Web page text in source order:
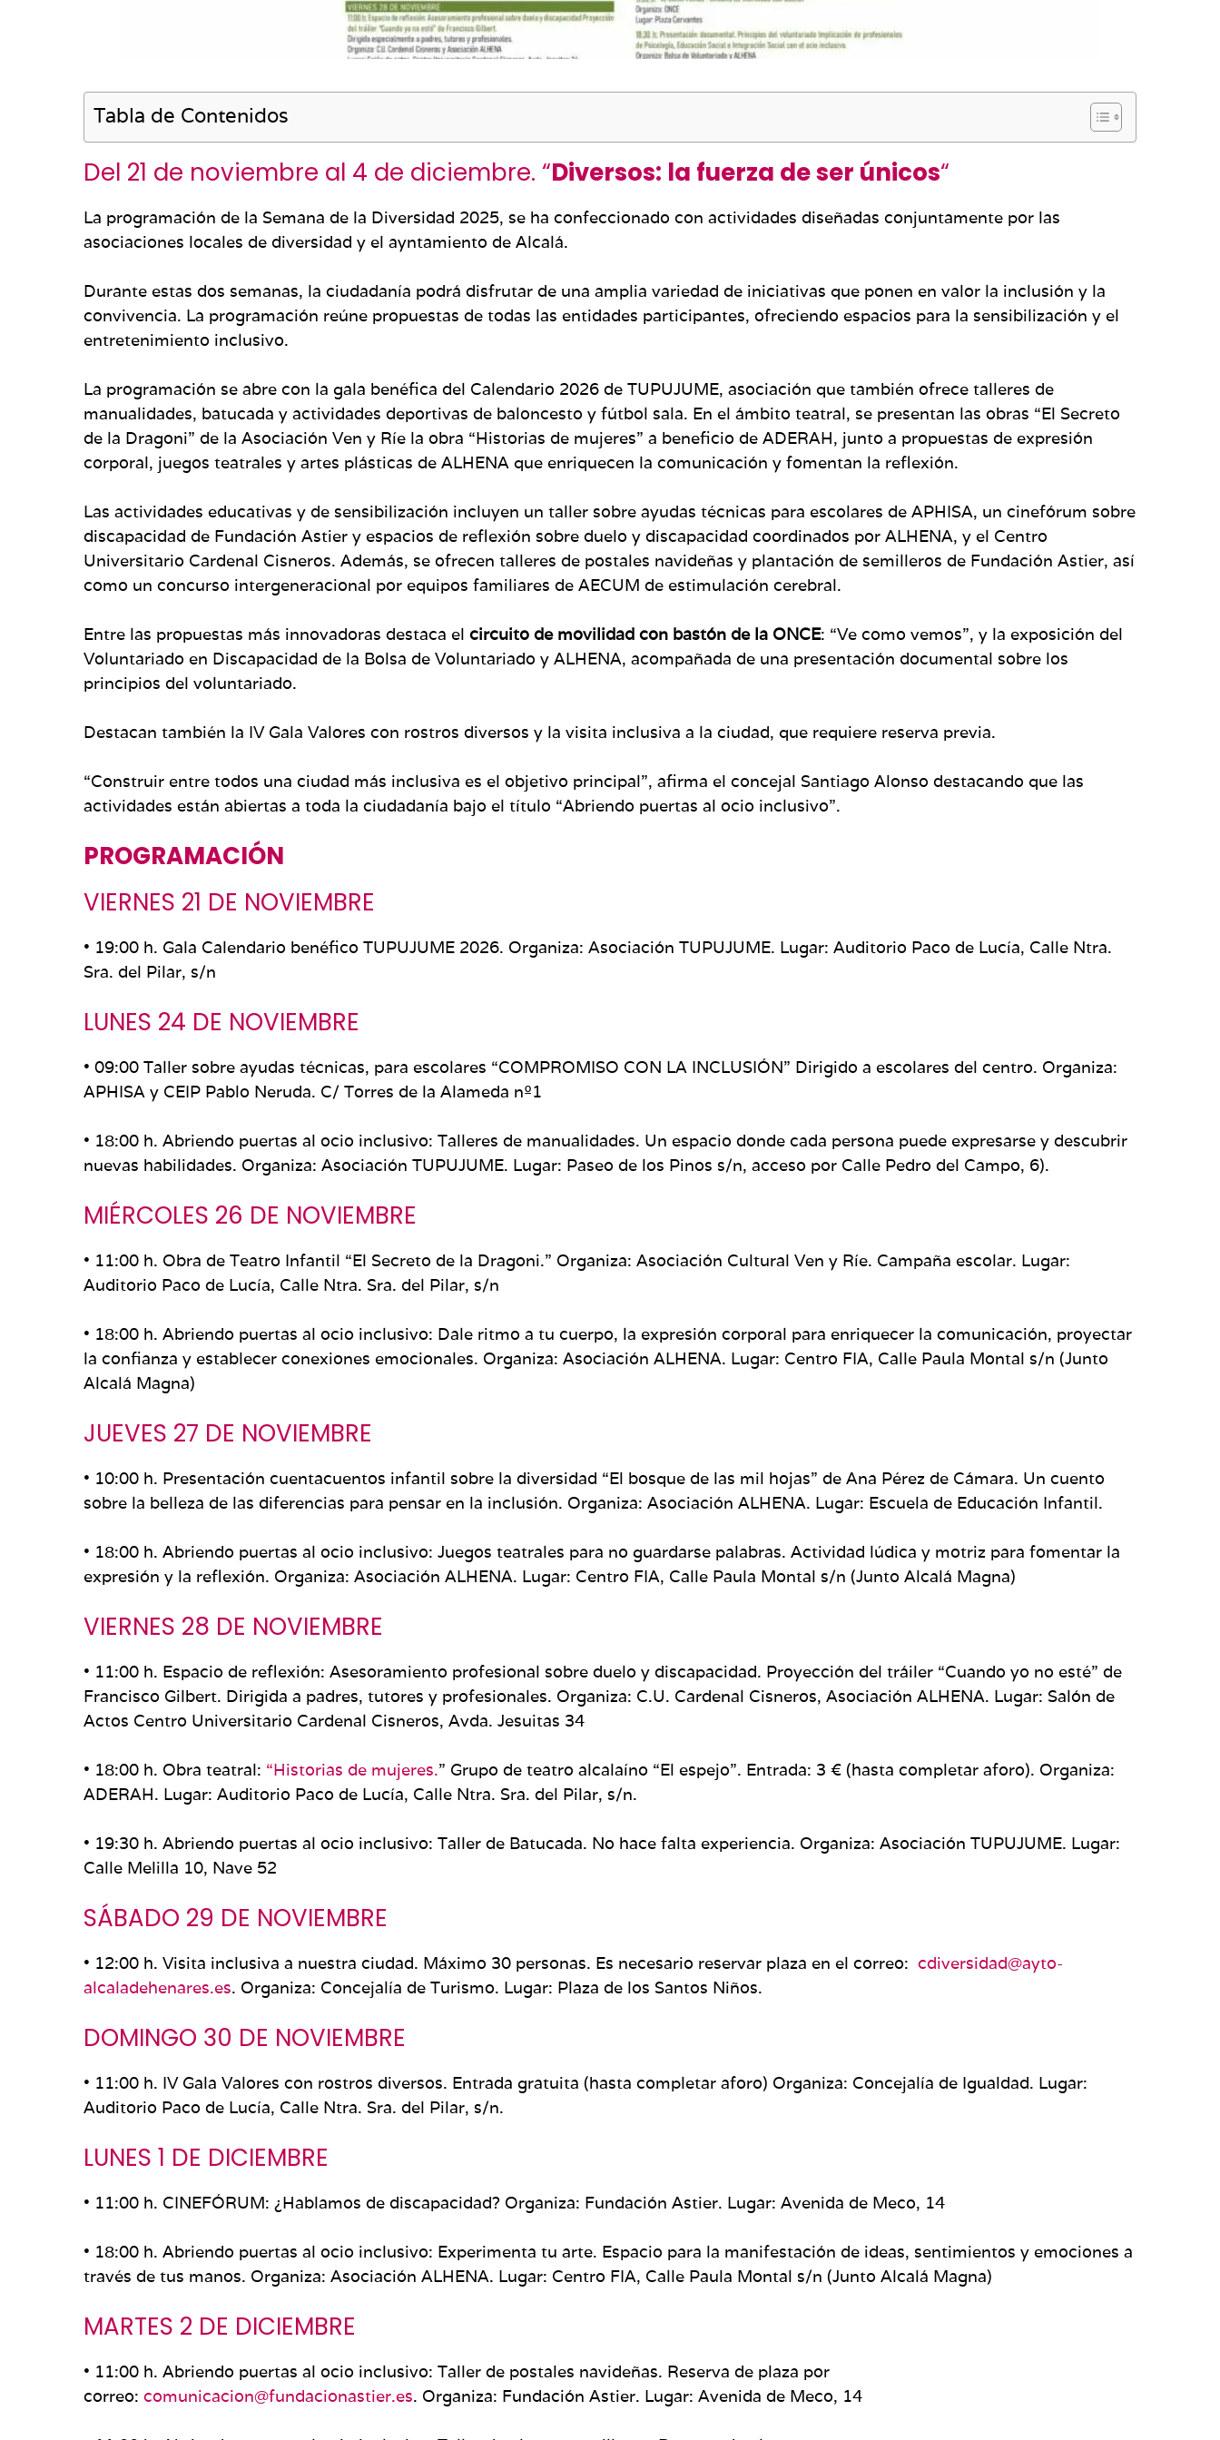
Tabla de Contenidos
Del 21 de noviembre al 4 de diciembre. “Diversos: la fuerza de ser únicos“
La programación de la Semana de la Diversidad 2025, se ha confeccionado con actividades diseñadas conjuntamente por las
asociaciones locales de diversidad y el ayntamiento de Alcalá.
Durante estas dos semanas, la ciudadanía podrá disfrutar de una amplia variedad de iniciativas que ponen en valor la inclusión y la
convivencia. La programación reúne propuestas de todas las entidades participantes, ofreciendo espacios para la sensibilización y el
entretenimiento inclusivo.
La programación se abre con la gala benéfica del Calendario 2026 de TUPUJUME, asociación que también ofrece talleres de
manualidades, batucada y actividades deportivas de baloncesto y fútbol sala. En el ámbito teatral, se presentan las obras “El Secreto
de la Dragoni” de la Asociación Ven y Ríe la obra “Historias de mujeres” a beneficio de ADERAH, junto a propuestas de expresión
corporal, juegos teatrales y artes plásticas de ALHENA que enriquecen la comunicación y fomentan la reflexión.
Las actividades educativas y de sensibilización incluyen un taller sobre ayudas técnicas para escolares de APHISA, un cinefórum sobre
discapacidad de Fundación Astier y espacios de reflexión sobre duelo y discapacidad coordinados por ALHENA, y el Centro
Universitario Cardenal Cisneros. Además, se ofrecen talleres de postales navideñas y plantación de semilleros de Fundación Astier, así
como un concurso intergeneracional por equipos familiares de AECUM de estimulación cerebral.
Entre las propuestas más innovadoras destaca el circuito de movilidad con bastón de la ONCE: “Ve como vemos”, y la exposición del
Voluntariado en Discapacidad de la Bolsa de Voluntariado y ALHENA, acompañada de una presentación documental sobre los
principios del voluntariado.
Destacan también la IV Gala Valores con rostros diversos y la visita inclusiva a la ciudad, que requiere reserva previa.
“Construir entre todos una ciudad más inclusiva es el objetivo principal”, afirma el concejal Santiago Alonso destacando que las
actividades están abiertas a toda la ciudadanía bajo el título “Abriendo puertas al ocio inclusivo”.
PROGRAMACIÓN
VIERNES 21 DE NOVIEMBRE
• 19:00 h. Gala Calendario benéfico TUPUJUME 2026. Organiza: Asociación TUPUJUME. Lugar: Auditorio Paco de Lucía, Calle Ntra.
Sra. del Pilar, s/n
LUNES 24 DE NOVIEMBRE
• 09:00 Taller sobre ayudas técnicas, para escolares “COMPROMISO CON LA INCLUSIÓN” Dirigido a escolares del centro. Organiza:
APHISA y CEIP Pablo Neruda. C/ Torres de la Alameda nº1
• 18:00 h. Abriendo puertas al ocio inclusivo: Talleres de manualidades. Un espacio donde cada persona puede expresarse y descubrir
nuevas habilidades. Organiza: Asociación TUPUJUME. Lugar: Paseo de los Pinos s/n, acceso por Calle Pedro del Campo, 6).
MIÉRCOLES 26 DE NOVIEMBRE
• 11:00 h. Obra de Teatro Infantil “El Secreto de la Dragoni.” Organiza: Asociación Cultural Ven y Ríe. Campaña escolar. Lugar:
Auditorio Paco de Lucía, Calle Ntra. Sra. del Pilar, s/n
• 18:00 h. Abriendo puertas al ocio inclusivo: Dale ritmo a tu cuerpo, la expresión corporal para enriquecer la comunicación, proyectar
la confianza y establecer conexiones emocionales. Organiza: Asociación ALHENA. Lugar: Centro FIA, Calle Paula Montal s/n (Junto
Alcalá Magna)
JUEVES 27 DE NOVIEMBRE
• 10:00 h. Presentación cuentacuentos infantil sobre la diversidad “El bosque de las mil hojas” de Ana Pérez de Cámara. Un cuento
sobre la belleza de las diferencias para pensar en la inclusión. Organiza: Asociación ALHENA. Lugar: Escuela de Educación Infantil.
• 18:00 h. Abriendo puertas al ocio inclusivo: Juegos teatrales para no guardarse palabras. Actividad lúdica y motriz para fomentar la
expresión y la reflexión. Organiza: Asociación ALHENA. Lugar: Centro FIA, Calle Paula Montal s/n (Junto Alcalá Magna)
VIERNES 28 DE NOVIEMBRE
• 11:00 h. Espacio de reflexión: Asesoramiento profesional sobre duelo y discapacidad. Proyección del tráiler “Cuando yo no esté” de
Francisco Gilbert. Dirigida a padres, tutores y profesionales. Organiza: C.U. Cardenal Cisneros, Asociación ALHENA. Lugar: Salón de
Actos Centro Universitario Cardenal Cisneros, Avda. Jesuitas 34
• 18:00 h. Obra teatral: “Historias de mujeres.” Grupo de teatro alcalaíno “El espejo”. Entrada: 3 € (hasta completar aforo). Organiza:
ADERAH. Lugar: Auditorio Paco de Lucía, Calle Ntra. Sra. del Pilar, s/n.
• 19:30 h. Abriendo puertas al ocio inclusivo: Taller de Batucada. No hace falta experiencia. Organiza: Asociación TUPUJUME. Lugar:
Calle Melilla 10, Nave 52
SÁBADO 29 DE NOVIEMBRE
• 12:00 h. Visita inclusiva a nuestra ciudad. Máximo 30 personas. Es necesario reservar plaza en el correo: cdiversidad@ayto-
alcaladehenares.es. Organiza: Concejalía de Turismo. Lugar: Plaza de los Santos Niños.
DOMINGO 30 DE NOVIEMBRE
• 11:00 h. IV Gala Valores con rostros diversos. Entrada gratuita (hasta completar aforo) Organiza: Concejalía de Igualdad. Lugar:
Auditorio Paco de Lucía, Calle Ntra. Sra. del Pilar, s/n.
LUNES 1 DE DICIEMBRE
• 11:00 h. CINEFÓRUM: ¿Hablamos de discapacidad? Organiza: Fundación Astier. Lugar: Avenida de Meco, 14
• 18:00 h. Abriendo puertas al ocio inclusivo: Experimenta tu arte. Espacio para la manifestación de ideas, sentimientos y emociones a
través de tus manos. Organiza: Asociación ALHENA. Lugar: Centro FIA, Calle Paula Montal s/n (Junto Alcalá Magna)
MARTES 2 DE DICIEMBRE
• 11:00 h. Abriendo puertas al ocio inclusivo: Taller de postales navideñas. Reserva de plaza por
correo: comunicacion@fundacionastier.es. Organiza: Fundación Astier. Lugar: Avenida de Meco, 14